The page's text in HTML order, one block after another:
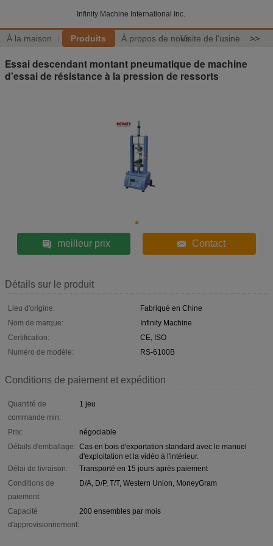
Infinity Machine International Inc.
À la maison Produits À propos de nousVisite de l'usine >>
Essai descendant montant pneumatique de machine
d'essai de résistance à la pression de ressorts
meilleur prix Contact
Détails sur le produit
Lieu d'origine:
Fabriqué en Chine
Nom de marque:
Infinity Machine
Certification:
CE, ISO
Numéro de modèle:
RS-6100B
Conditions de paiement et expédition
Quantité de
commande min:
1 jeu
Prix:
négociable
Détails d'emballage: Cas en bois d'exportation standard avec le manuel
d'exploitation et la vidéo à l'intérieur.
Délai de livraison:
Transporté en 15 jours après paiement
Conditions de
paiement:
D/A, D/P, T/T, Western Union, MoneyGram
Capacité
d'approvisionnement:
200 ensembles par mois